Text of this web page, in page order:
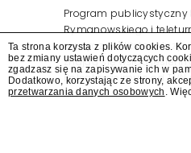
Program publicystyczny
Rymanowskiego i
muzyczny "Hitster.
znajdą się wśród
Polsat przejmuje od TVN
Masters".
Ta strona korzysta z plików cookies.
bez zmiany ustawień dotyczących
zgadzasz się na zapisywanie ich w
Dodatkowo, korzystając ze strony,
przetwarzania danych osobowych .